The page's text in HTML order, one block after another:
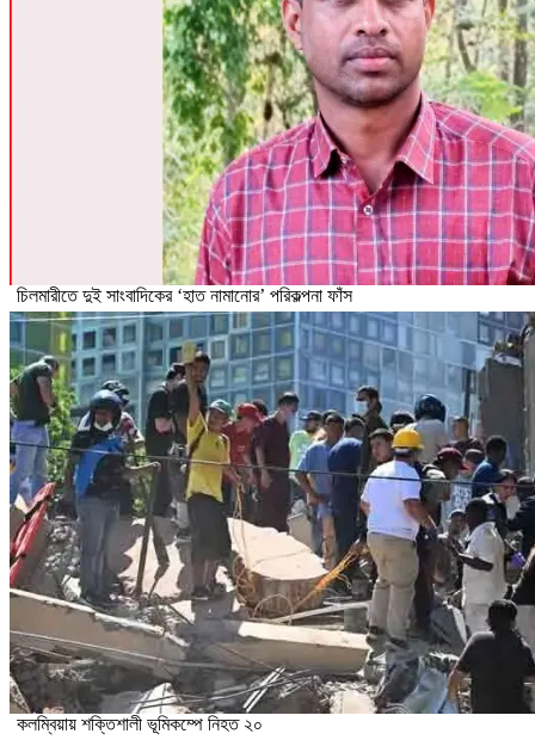
চিলমারীতে দুই সাংবাদিকের ‘হাত নামানোর’ পরিকল্পনা ফাঁস
কলম্বিয়ায় শক্তিশালী ভূমিকম্পে নিহত ২০